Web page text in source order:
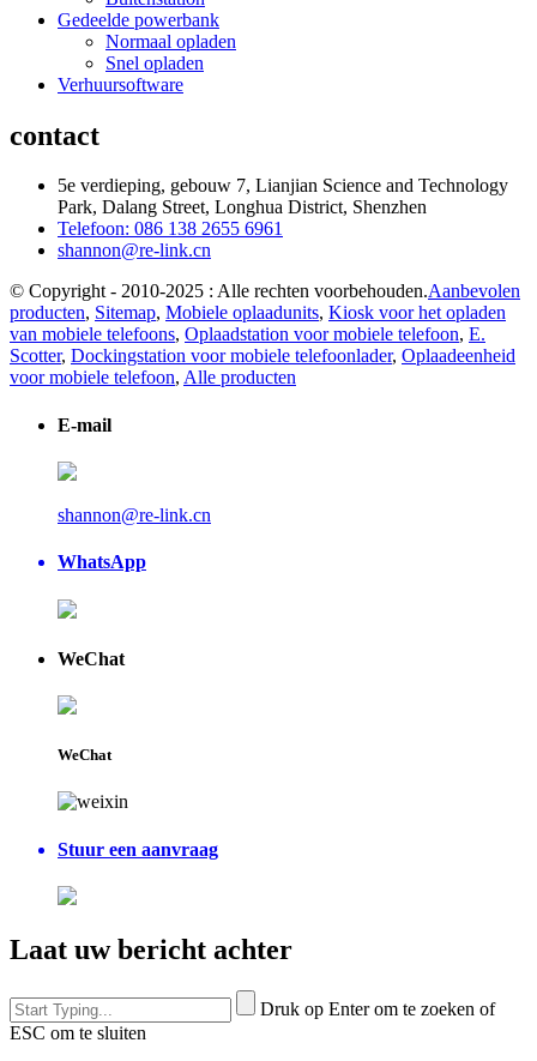
Gedeelde powerbank
Normaal opladen
Snel opladen
Verhuursoftware
contact
5e verdieping, gebouw 7, Lianjian Science and Technology
Park, Dalang Street, Longhua District, Shenzhen
Telefoon: 086 138 2655 6961
shannon@re-link.cn
© Copyright - 2010-2025 : Alle rechten voorbehouden.Aanbevolen
producten, Sitemap, Mobiele oplaadunits, Kiosk voor het opladen
van mobiele telefoons, Oplaadstation voor mobiele telefoon, E.
Scotter, Dockingstation voor mobiele telefoonlader, Oplaadeenheid
voor mobiele telefoon, Alle producten
E-mail
shannon@re-link.cn
WhatsApp
WeChat
WeChat
Stuur een aanvraag
Laat uw bericht achter
Druk op Enter om te zoeken of
ESC om te sluiten